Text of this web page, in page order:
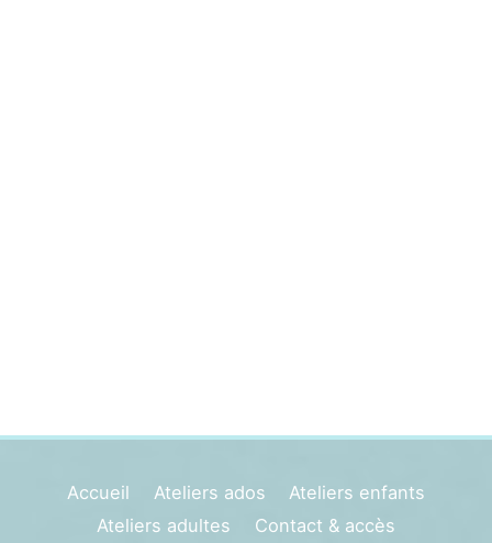
Accueil Ateliers ados
Ateliers enfants
Ateliers adultes
Contact & accès